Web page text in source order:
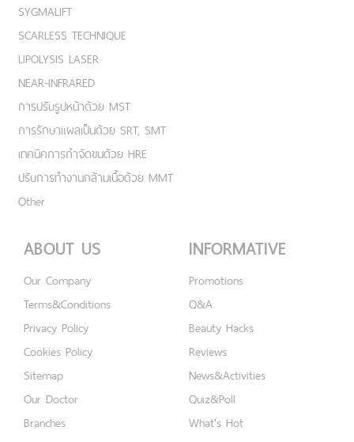
SYGMALIFT
SCARLESS TECHNIQUE
LIPOLYSIS LASER
NEAR-INFRARED
การปรับรูปหน้าด้วย MST
การรักษาแผลเป็นด้วย SRT, SMT
เทคนิคการกำจัดขนด้วย HRE
ปรับการทำงานกล้ามเนื้อด้วย MMT
Other
ABOUT US
Our Company
Terms&Conditions
Privacy Policy
Cookies Policy
Sitemap
Our Doctor
Branches
INFORMATIVE
Promotions
Q&A
Beauty Hacks
Reviews
News&Activities
Quiz&Poll
What's Hot